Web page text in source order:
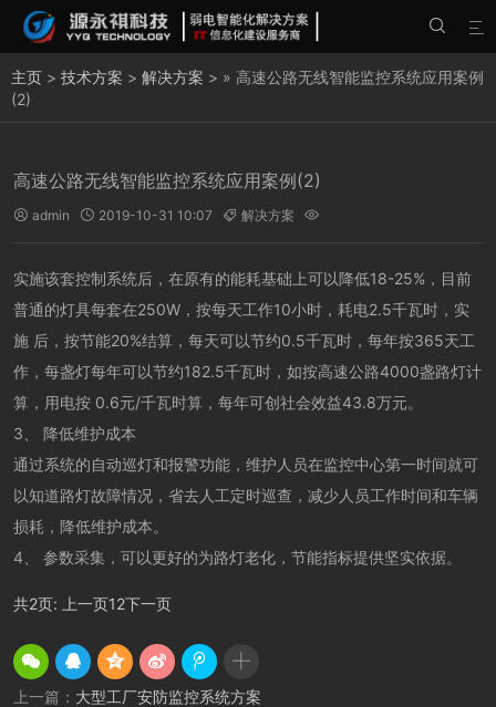


主页 > 技术方案 > 解决方案 > » 高速公路无线智能监控系统应用案例
(2)
高速公路无线智能监控系统应用案例(2)
 admin  2019-10-31 10:07  解决方案 
实施该套控制系统后，在原有的能耗基础上可以降低18-25%，目前
普通的灯具每套在250W，按每天工作10小时，耗电2.5千瓦时，实
施 后，按节能20%结算，每天可以节约0.5千瓦时，每年按365天工
作，每盏灯每年可以节约182.5千瓦时，如按高速公路4000盏路灯计
算，用电按 0.6元/千瓦时算，每年可创社会效益43.8万元。
3、 降低维护成本
通过系统的自动巡灯和报警功能，维护人员在监控中心第一时间就可
以知道路灯故障情况，省去人工定时巡查，减少人员工作时间和车辆
损耗，降低维护成本。
4、 参数采集，可以更好的为路灯老化，节能指标提供坚实依据。
共2页: 上一页12下一页
上一篇： 大型工厂安防监控系统方案